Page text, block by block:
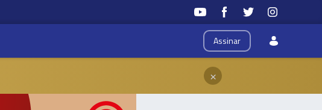
Assinar
×